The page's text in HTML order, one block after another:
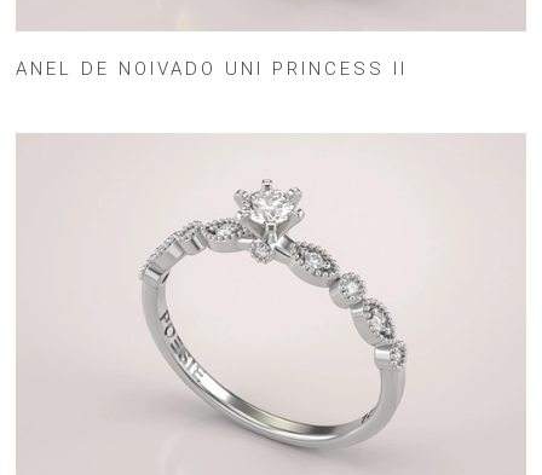
ANEL DE NOIVADO UNI PRINCESS II